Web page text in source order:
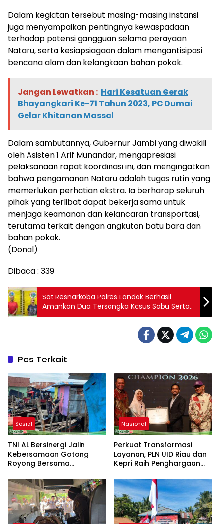
Dalam kegiatan tersebut masing-masing instansi
juga menyampaikan pentingnya kewaspadaan
terhadap potensi gangguan selama perayaan
Nataru, serta kesiapsiagaan dalam mengantisipasi
bencana alam dan kelangkaan bahan pokok.
Jangan Lewatkan : Hari Kesatuan Gerak
Bhayangkari Ke-71 Tahun 2023, PC Dumai
Gelar Khitanan Massal
Dalam sambutannya, Gubernur Jambi yang diwakili
oleh Asisten 1 Arif Munandar, mengapresiasi
pelaksanaan rapat koordinasi ini, dan mengingatkan
bahwa pengamanan Nataru adalah tugas rutin yang
memerlukan perhatian ekstra. Ia berharap seluruh
pihak yang terlibat dapat bekerja sama untuk
menjaga keamanan dan kelancaran transportasi,
terutama terkait dengan angkutan batu bara dan
bahan pokok.
(Donal)
Dibaca : 339
Sat Resnarkoba Polres Landak Berhasil
Amankan Dua Tersangka Kasus Sabu Serta
Kepemilikan Senjata Tajam
Pos Terkait
Sosial
TNI AL Bersinergi Jalin
Kebersamaan Gotong
Royong Bersama
Sebrang Belawan
Nasional
Perkuat Transformasi
Layanan, PLN UID Riau dan
Kepri Raih Penghargaan
Champion 2026